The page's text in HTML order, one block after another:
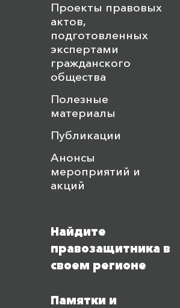
Проекты правовых
актов,
подготовленных
экспертами
гражданского
общества
Полезные
материалы
Публикации
Анонсы
мероприятий и
акций
Найдите
правозащитника в
своем регионе
Памятки и